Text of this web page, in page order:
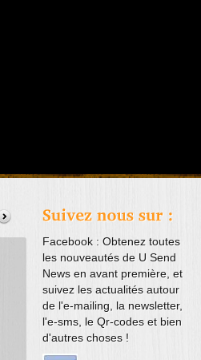
Api U Send News
Grâce à l'API U Send
news et l'intégration du
module de rattrapage
dans notre site Internet
ad1-airsoft.comnous
Application
formulaire très
pratique !
Nous avions une
problèmatique
de
Facebook : Obtenez toutes
les nouveautés de U Send
News en avant première, et
suivez les actualités autour
de l'e-mailing, la newsletter,
l'e-sms, le Qr-codes et bien
d'autres choses !